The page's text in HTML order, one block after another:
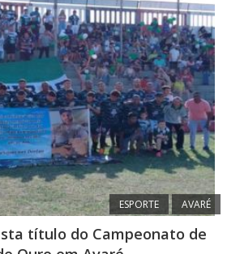
ESPORTE AVARÉ
título do Campeonato de